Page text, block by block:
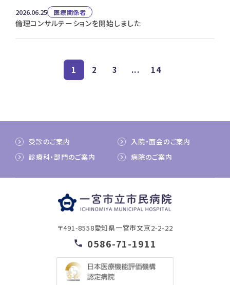
2026.06.25 医療関係者
倫理コンサルテーションを開始しました
1 2 3 ... 14
受診のご案内
入院・面会のご案内
診療科・部門のご案内
病院のご案内
〒491-8558愛知県一宮市文京2-2-22
0586-71-1911